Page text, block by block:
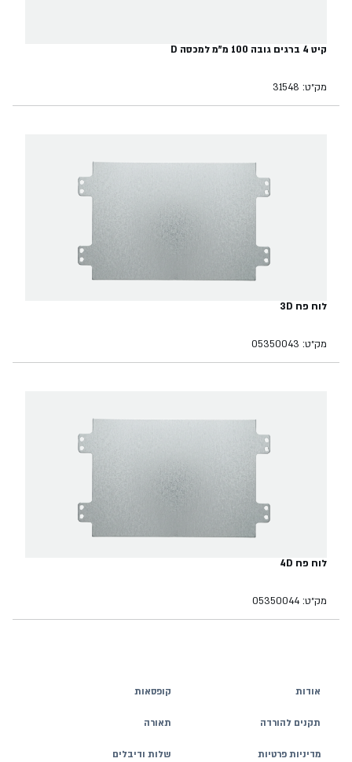
קיט 4 ברגים גובה 100 מ"מ למכסה D
מק״ט: 31548
לוח פח 3D
מק״ט: 05350043
לוח פח 4D
מק״ט: 05350044
אודות
תקנים להורדה
מדיניות פרטיות
קופסאות
תאורה
שלות ודיבלים